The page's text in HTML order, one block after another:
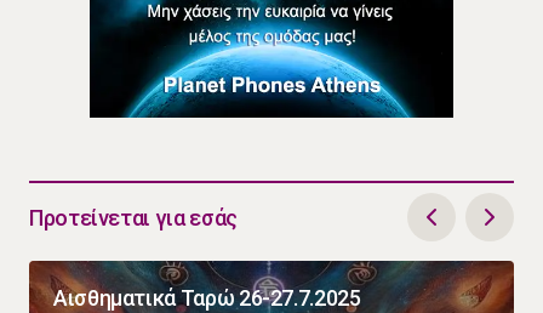
Προτείνεται για εσάς
Αισθηματικά Ταρώ 26-27.7.2025